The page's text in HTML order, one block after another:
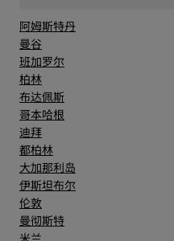
阿姆斯特丹
曼谷
班加罗尔
柏林
布达佩斯
哥本哈根
迪拜
都柏林
大加那利岛
伊斯坦布尔
伦敦
曼彻斯特